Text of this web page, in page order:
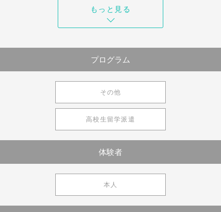
もっと見る
プログラム
その他
高校生留学派遣
体験者
本人